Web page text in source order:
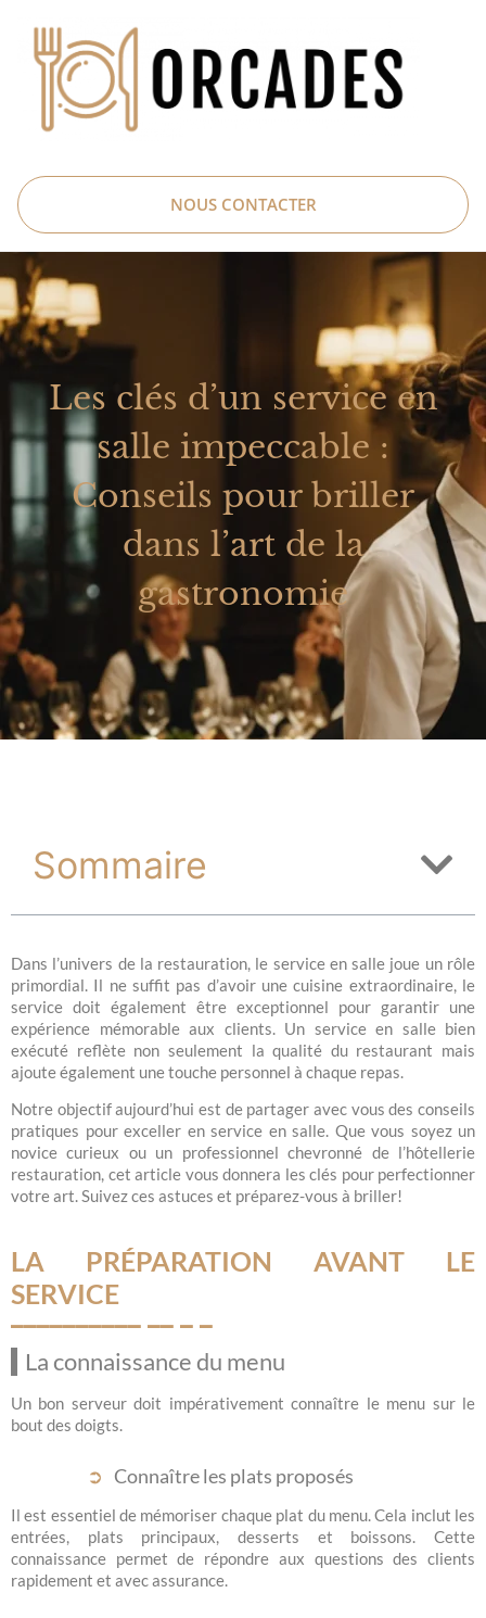
NOUS CONTACTER
Les clés d’un service en
salle impeccable :
Conseils pour briller
dans l’art de la
gastronomie
Sommaire
Dans l’univers de la restauration, le service en salle joue un rôle
primordial. Il ne suffit pas d’avoir une cuisine extraordinaire, le
service doit également être exceptionnel pour garantir une
expérience mémorable aux clients. Un service en salle bien
exécuté reflète non seulement la qualité du restaurant mais
ajoute également une touche personnel à chaque repas.
Notre objectif aujourd’hui est de partager avec vous des conseils
pratiques pour exceller en service en salle. Que vous soyez un
novice curieux ou un professionnel chevronné de l’hôtellerie
restauration, cet article vous donnera les clés pour perfectionner
votre art. Suivez ces astuces et préparez-vous à briller!
LA PRÉPARATION AVANT LE
SERVICE
La connaissance du menu
Un bon serveur doit impérativement connaître le menu sur le
bout des doigts.
Connaître les plats proposés
Il est essentiel de mémoriser chaque plat du menu. Cela inclut les
entrées, plats principaux, desserts et boissons. Cette
connaissance permet de répondre aux questions des clients
rapidement et avec assurance.